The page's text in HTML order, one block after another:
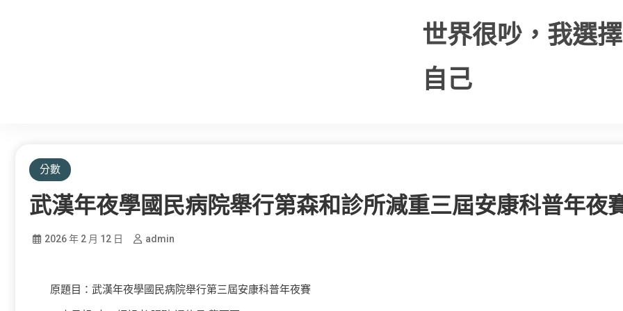
世界很吵，我選
自己
分數
武漢年夜學國民病院舉行第森和診所減重三屆安康科普年夜
2026 年 2 月 12 日 admin
原題目：武漢年夜學國民病院舉行第三屆安康科普年夜賽